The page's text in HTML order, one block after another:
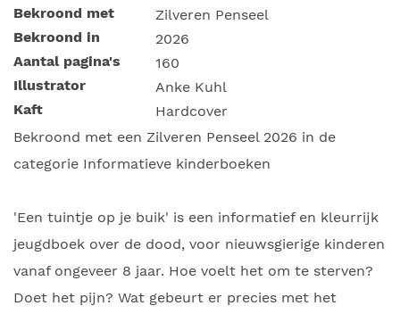
Bekroond met
Zilveren Penseel
Bekroond in
2026
Aantal pagina's
160
Illustrator
Anke Kuhl
Kaft
Hardcover
Bekroond met een Zilveren Penseel 2026 in de
categorie Informatieve kinderboeken
'Een tuintje op je buik' is een informatief en kleurrijk
jeugdboek over de dood, voor nieuwsgierige kinderen
vanaf ongeveer 8 jaar. Hoe voelt het om te sterven?
Doet het pijn? Wat gebeurt er precies met het